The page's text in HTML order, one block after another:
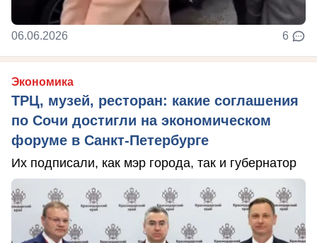
06.06.2026 6
Экономика
ТРЦ, музей, ресторан: какие соглашения
по Сочи достигли на экономическом
форуме в Санкт-Петербурге
Их подписали, как мэр города, так и губернатор